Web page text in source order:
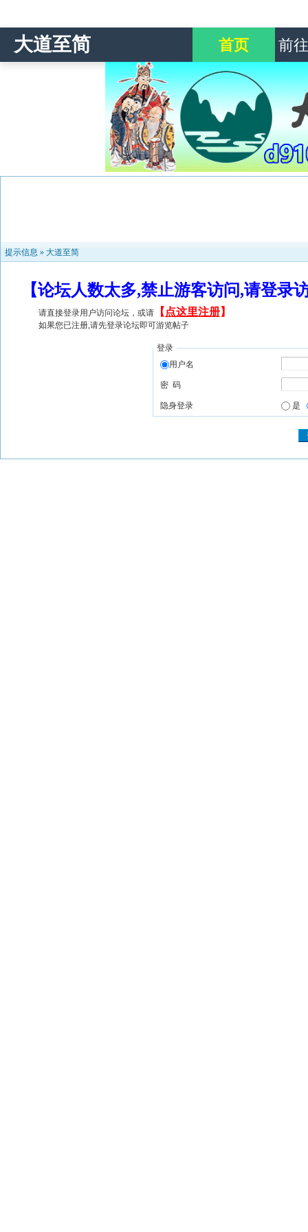
大道至简 首页 前
提示信息 » 大道至简
【论坛人数太多,禁止游客访问,请登
请直接登录用户访问论坛，或请 【 点这里注册】
如果您已注册,请先登录论坛即可游览帖子
登录
用户名
密 码
隐身登录 是